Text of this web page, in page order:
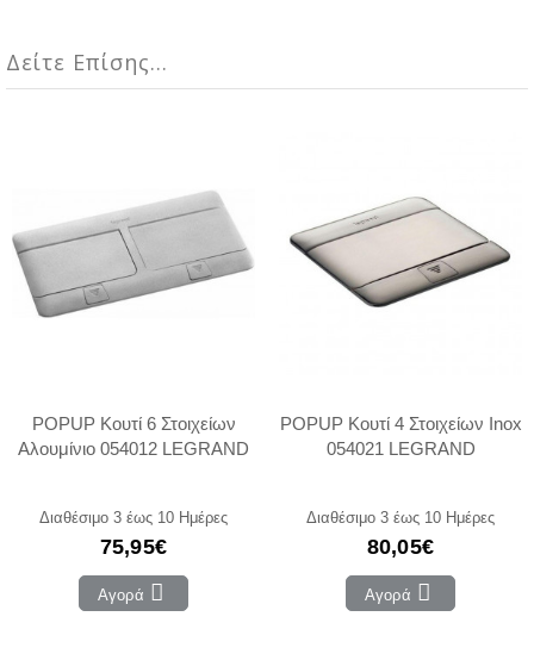
Δείτε Επίσης...
POPUP Κουτί 6 Στοιχείων
Αλουμίνιο 054012 LEGRAND
Διαθέσιμο 3 έως 10 Ημέρες
75,95€
Αγορά
POPUP Κουτί 4 Στοιχείων Inox
054021 LEGRAND
Διαθέσιμο 3 έως 10 Ημέρες
80,05€
Αγορά